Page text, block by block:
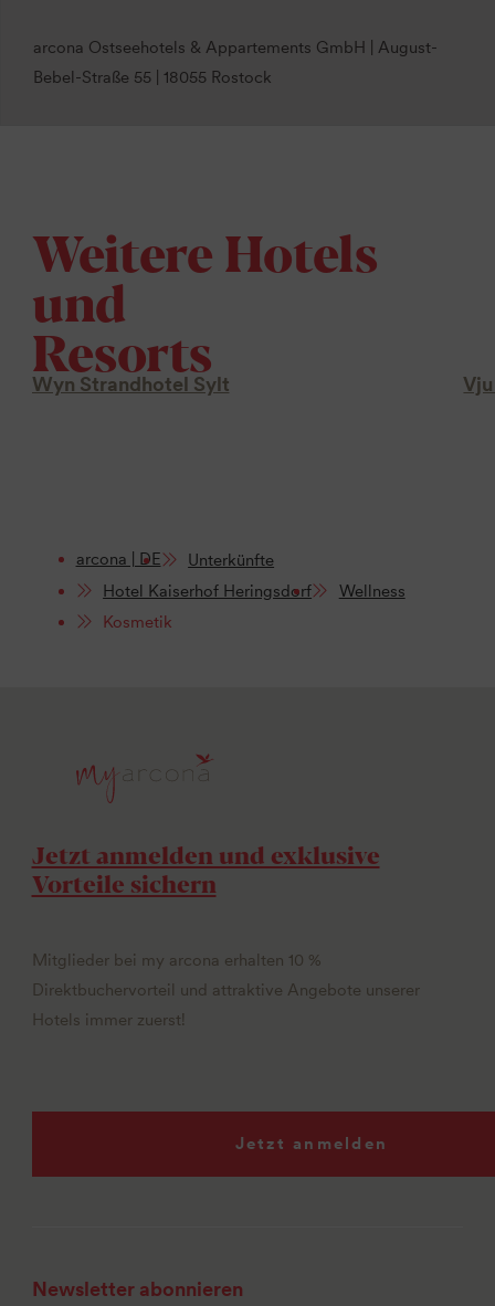
arcona Ostseehotels & Appartements GmbH | August-
Bebel-Straße 55 | 18055 Rostock
Weitere Hotels
und
Resorts
Wyn Strandhotel Sylt
arcona | DE
Unterkünfte
Hotel Kaiserhof Heringsdorf
Wellness
Kosmetik
Jetzt anmelden und exklusive
Vorteile sichern
Mitglieder bei my arcona erhalten 10 %
Direktbuchervorteil und attraktive Angebote unserer
Hotels immer zuerst!
Jetzt anmelden
Newsletter abonnieren